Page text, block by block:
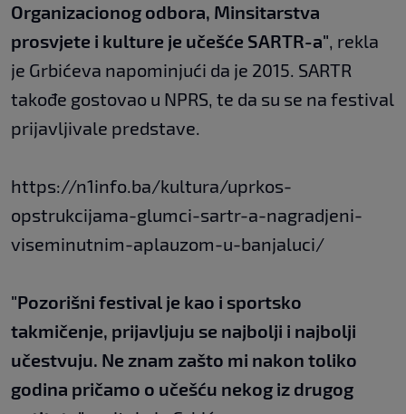
Organizacionog odbora, Minsitarstva
prosvjete i kulture je učešće SARTR-a", rekla
je Grbićeva napominjući da je 2015. SARTR
takođe gostovao u NPRS, te da su se na festival
prijavljivale predstave.
https://n1info.ba/kultura/uprkos-
opstrukcijama-glumci-sartr-a-nagradjeni-
viseminutnim-aplauzom-u-banjaluci/
"Pozorišni festival je kao i sportsko
takmičenje, prijavljuju se najbolji i najbolji
učestvuju. Ne znam zašto mi nakon toliko
godina pričamo o učešću nekog iz drugog